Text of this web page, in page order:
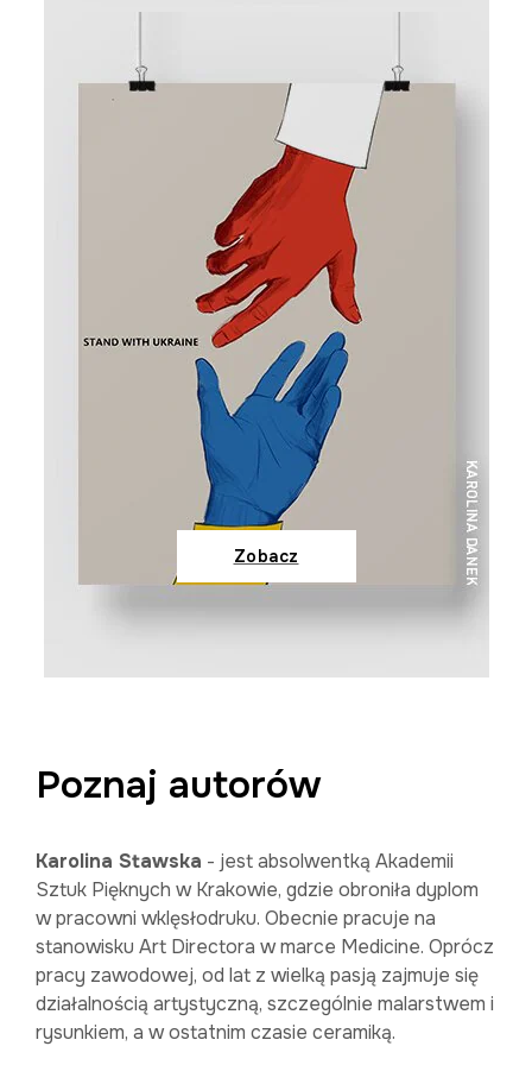
Zobacz
Poznaj autorów
Karolina Stawska - jest absolwentką Akademii
Sztuk Pięknych w Krakowie, gdzie obroniła dyplom
w pracowni wklęsłodruku. Obecnie pracuje na
stanowisku Art Directora w marce Medicine. Oprócz
pracy zawodowej, od lat z wielką pasją zajmuje się
działalnością artystyczną, szczególnie malarstwem i
rysunkiem, a w ostatnim czasie ceramiką.